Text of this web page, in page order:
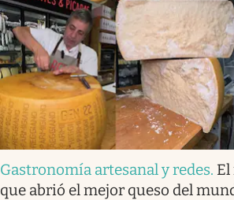
Gastronomía artesanal y redes.
que abrió el mejor queso del